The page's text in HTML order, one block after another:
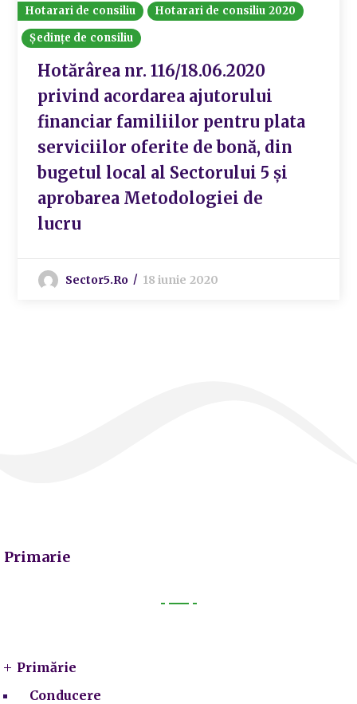
Hotarari de consiliu
Hotarari de consiliu 2020
Ședințe de consiliu
Hotărârea nr. 116/18.06.2020
privind acordarea ajutorului
financiar familiilor pentru plata
serviciilor oferite de bonă, din
bugetul local al Sectorului 5 și
aprobarea Metodologiei de
lucru
Sector5.ro 18 iunie 2020
Primarie
Primărie
Conducere